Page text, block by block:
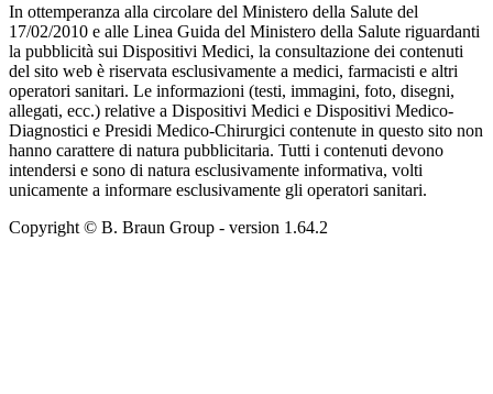
In ottemperanza alla circolare del Ministero della Salute del
17/02/2010 e alle Linea Guida del Ministero della Salute riguardanti
la pubblicità sui Dispositivi Medici, la consultazione dei contenuti
del sito web è riservata esclusivamente a medici, farmacisti e altri
operatori sanitari. Le informazioni (testi, immagini, foto, disegni,
allegati, ecc.) relative a Dispositivi Medici e Dispositivi Medico-
Diagnostici e Presidi Medico-Chirurgici contenute in questo sito non
hanno carattere di natura pubblicitaria. Tutti i contenuti devono
intendersi e sono di natura esclusivamente informativa, volti
unicamente a informare esclusivamente gli operatori sanitari.
Copyright © B. Braun Group - version 1.64.2